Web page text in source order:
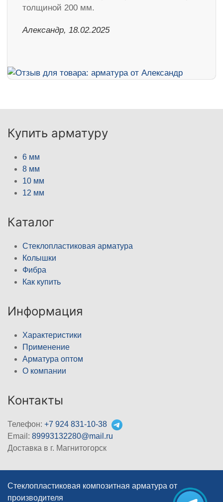
толщиной 200 мм.
Александр, 18.02.2025
Купить арматуру
6 мм
8 мм
10 мм
12 мм
Каталог
Стеклопластиковая арматура
Колышки
Фибра
Как купить
Информация
Характеристики
Применение
Арматура оптом
О компании
Контакты
Телефон: +7 924 831-10-38
Email: 89993132280@mail.ru
Доставка в г. Магнитогорск
Стеклопластиковая композитная арматура от
производителя